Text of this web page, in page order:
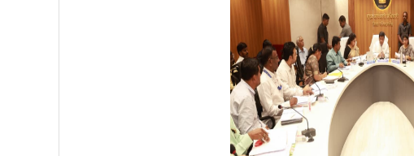
भारतीय माहिती अधिकार
7/27/2020 3:28:53 PM